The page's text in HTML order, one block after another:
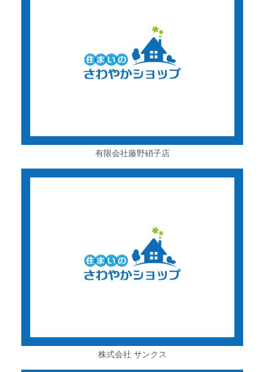
有限会社藤野硝子店
株式会社 サンクス